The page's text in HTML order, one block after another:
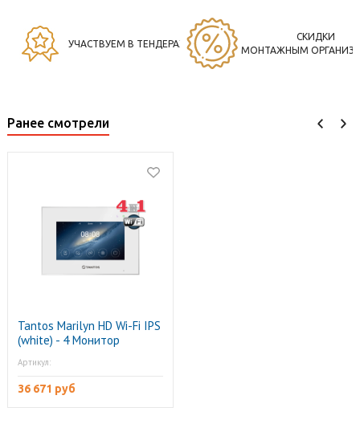
УЧАСТВУЕМ В ТЕНДЕРАХ
СКИДКИ
МОНТАЖНЫМ
Ранее смотрели
Tantos Marilyn HD Wi-Fi IPS
(white) - 4 Монитор
Артикул:
36 671 руб